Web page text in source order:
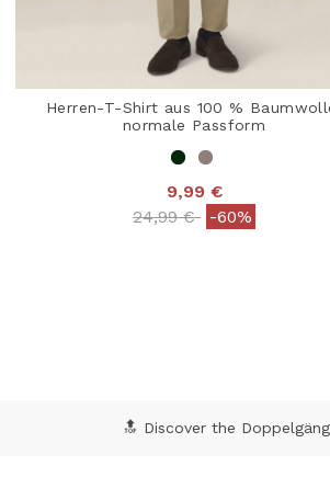
Herren-T-Shirt aus 100 %
normale Passform
9,99 €
Price reduced from
24,99 €to-60%
🔝 Discover the